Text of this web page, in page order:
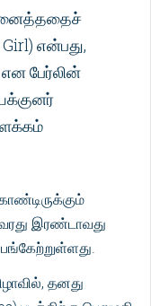
என்பது,
பேர்லின்
இரண்டாவது
தனது